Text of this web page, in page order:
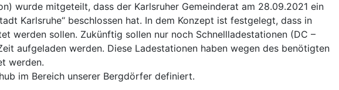
wurde mitgeteilt, dass der Karlsruher Gemeinderat am 28.09.2021 ein
Karlsruhe“ beschlossen hat. In dem Konzept ist festgelegt, dass in
werden sollen. Zukünftig sollen nur noch Schnellladestationen (DC –
aufgeladen werden. Diese Ladestationen haben wegen des benötigten
werden.
im Bereich unserer Bergdörfer definiert.